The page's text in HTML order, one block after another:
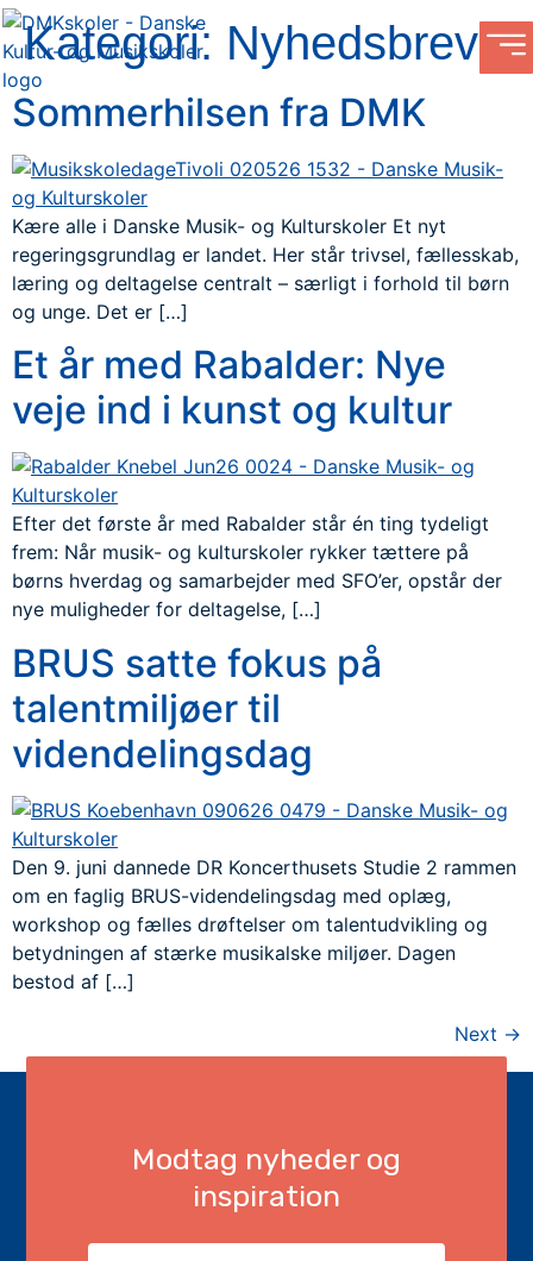
Kategori: Nyhedsbrev
Sommerhilsen fra DMK
Kære alle i Danske Musik- og Kulturskoler Et nyt
regeringsgrundlag er landet. Her står trivsel, fællesskab,
læring og deltagelse centralt – særligt i forhold til børn
og unge. Det er […]
Et år med Rabalder: Nye
veje ind i kunst og kultur
Efter det første år med Rabalder står én ting tydeligt
frem: Når musik- og kulturskoler rykker tættere på
børns hverdag og samarbejder med SFO’er, opstår der
nye muligheder for deltagelse, […]
BRUS satte fokus på
talentmiljøer til
videndelingsdag
Den 9. juni dannede DR Koncerthusets Studie 2 rammen
om en faglig BRUS-videndelingsdag med oplæg,
workshop og fælles drøftelser om talentudvikling og
betydningen af stærke musikalske miljøer. Dagen
bestod af […]
Next →
Modtag nyheder og
inspiration